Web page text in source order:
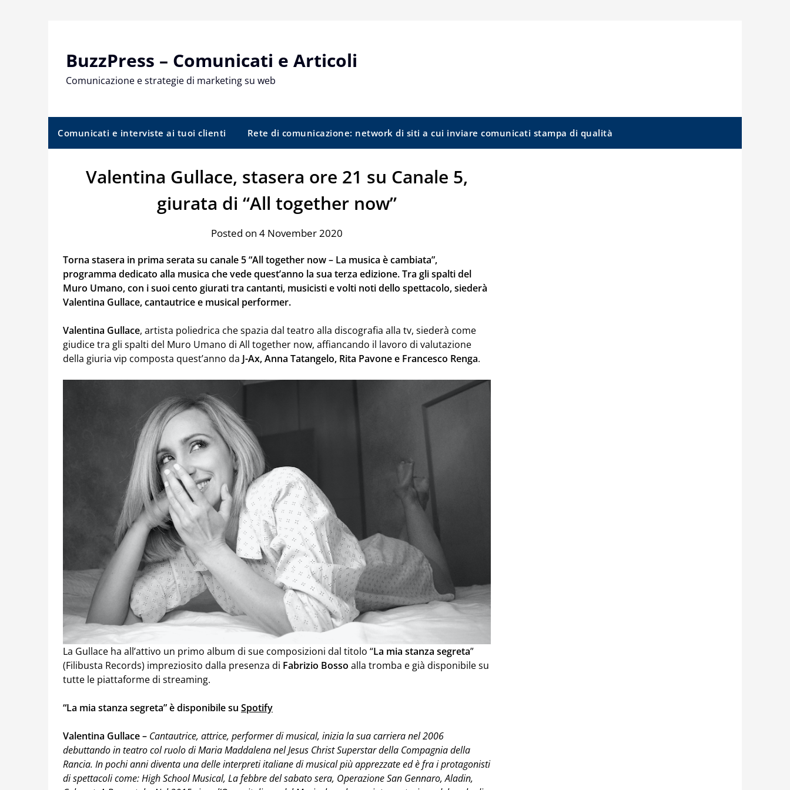
BuzzPress – Comunicati e Articoli
Comunicazione e strategie di marketing su web
Comunicati e interviste ai tuoi clienti Rete di comunicazione: network di siti a cui inviare comunicati stampa di qualità
Valentina Gullace, stasera ore 21 su Canale 5,
giurata di “All together now”
Posted on 4 November 2020
Torna stasera in prima serata su canale 5 “All together now – La musica è cambiata”,
programma dedicato alla musica che vede quest’anno la sua terza edizione. Tra gli spalti del
Muro Umano, con i suoi cento giurati tra cantanti, musicisti e volti noti dello spettacolo, siederà
Valentina Gullace, cantautrice e musical performer.
Valentina Gullace, artista poliedrica che spazia dal teatro alla discografia alla tv, siederà come
giudice tra gli spalti del Muro Umano di All together now, affiancando il lavoro di valutazione
della giuria vip composta quest’anno da J-Ax, Anna Tatangelo, Rita Pavone e Francesco Renga.
La Gullace ha all’attivo un primo album di sue composizioni dal titolo “La mia stanza segreta”
(Filibusta Records) impreziosito dalla presenza di Fabrizio Bosso alla tromba e già disponibile su
tutte le piattaforme di streaming.
“La mia stanza segreta” è disponibile su Spotify
Valentina Gullace – Cantautrice, attrice, performer di musical, inizia la sua carriera nel 2006
debuttando in teatro col ruolo di Maria Maddalena nel Jesus Christ Superstar della Compagnia della
Rancia. In pochi anni diventa una delle interpreti italiane di musical più apprezzate ed è fra i protagonisti
di spettacoli come: High School Musical, La febbre del sabato sera, Operazione San Gennaro, Aladin,